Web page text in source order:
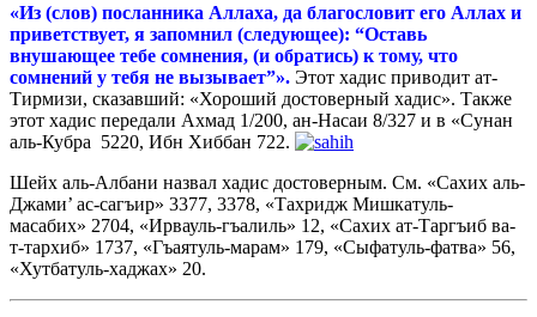
«Из (слов) посланника Аллаха, да благословит его Аллах и
приветствует, я запомнил (следующее): “Оставь
внушающее тебе сомнения, (и обратись) к тому, что
сомнений у тебя не вызывает”». Этот хадис приводит ат-
Тирмизи, сказавший: «Хороший достоверный хадис». Также
этот хадис передали Ахмад 1/200, ан-Насаи 8/327 и в «Сунан
аль-Кубра 5220, Ибн Хиббан 722.
Шейх аль-Албани назвал хадис достоверным. См. «Сахих аль-
Джами’ ас-сагъир» 3377, 3378, «Тахридж Мишкатуль-
масабих» 2704, «Ирвауль-гъалиль» 12, «Сахих ат-Таргъиб ва-
т-тархиб» 1737, «Гъаятуль-марам» 179, «Сыфатуль-фатва» 56,
«Хутбатуль-хаджах» 20.